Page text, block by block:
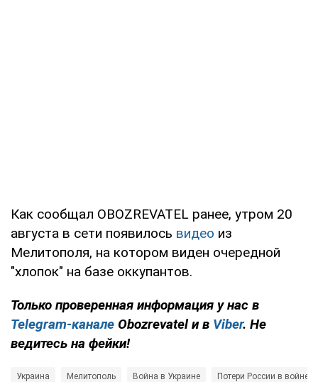
Как сообщал OBOZREVATEL ранее, утром 20
августа в сети появилось видео из
Мелитополя, на котором виден очередной
"хлопок" на базе оккупантов.
Только проверенная информация у нас в
Telegram-канале Obozrevatel и в Viber. Не
ведитесь на фейки!
Украина Мелитополь Война в Украине Потери России в войне